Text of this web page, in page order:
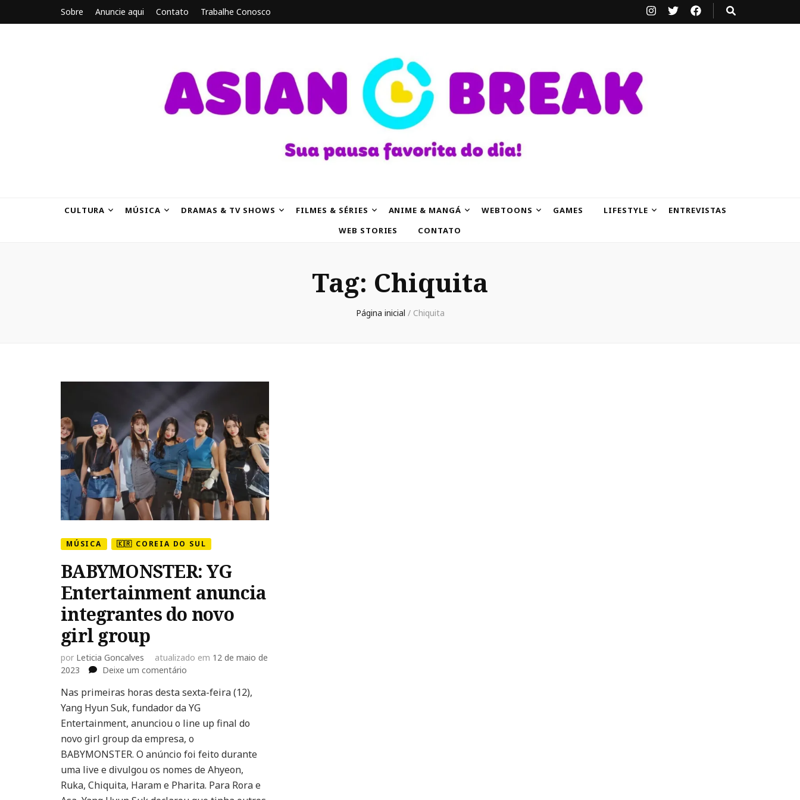
Sobre Anuncie aqui Contato Trabalhe Conosco
CULTURA MÚSICA DRAMAS & TV SHOWS FILMES & SÉRIES ANIME & MANGÁ WEBTOONS GAMES LIFESTYLE
ENTREVISTAS
WEB STORIES
CONTATO
Tag: Chiquita
Página inicial / Chiquita
MÚSICA 🇰🇷 COREIA DO SUL
BABYMONSTER: YG
Entertainment anuncia
integrantes do novo
girl group
por Leticia Goncalves atualizado em 12 de maio de
2023
Deixe um comentário
YG
Entertainment
anuncia
integrantes
do
novo
girl
group
Nas primeiras horas desta sexta-feira (12),
Yang Hyun Suk, fundador da YG
Entertainment, anunciou o line up final do
novo girl group da empresa, o
BABYMONSTER. O anúncio foi feito durante
uma live e divulgou os nomes de Ahyeon,
Ruka, Chiquita, Haram e Pharita. Para Rora e